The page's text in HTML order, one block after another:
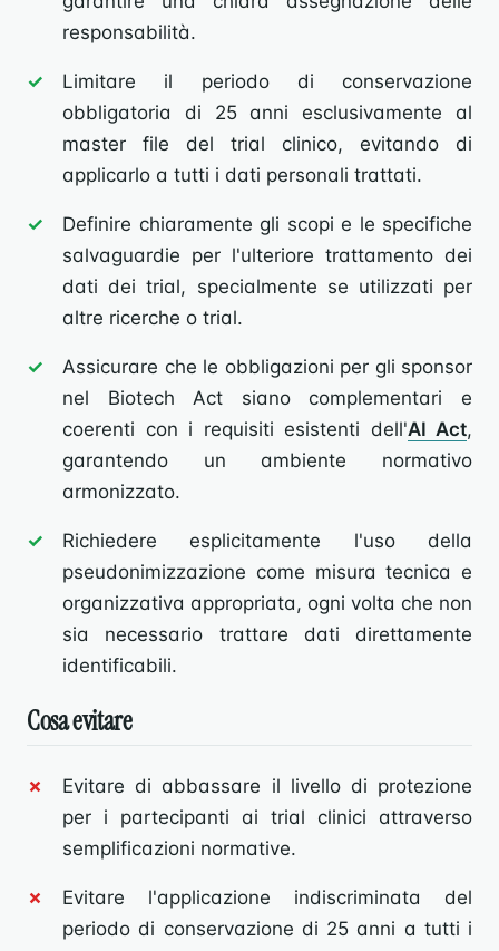
responsabilità.
Limitare il periodo di conservazione
obbligatoria di 25 anni esclusivamente al
master file del trial clinico, evitando di
applicarlo a tutti i dati personali trattati.
Definire chiaramente gli scopi e le specifiche
salvaguardie per l'ulteriore trattamento dei
dati dei trial, specialmente se utilizzati per
altre ricerche o trial.
Assicurare che le obbligazioni per gli sponsor
nel Biotech Act siano complementari e
coerenti con i requisiti esistenti dell'AI Act,
garantendo un ambiente normativo
armonizzato.
Richiedere esplicitamente l'uso della
pseudonimizzazione come misura tecnica e
organizzativa appropriata, ogni volta che non
sia necessario trattare dati direttamente
identificabili.
Cosa evitare
Evitare di abbassare il livello di protezione
per i partecipanti ai trial clinici attraverso
semplificazioni normative.
Evitare l'applicazione indiscriminata del
periodo di conservazione di 25 anni a tutti i